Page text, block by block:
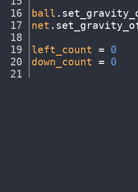
16
17
18
19
20
21
ball .
net .
left_count = 0
down_count = 0